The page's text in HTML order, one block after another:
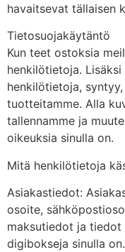
havaitsevat tällaisen
Tietosuojakäytäntö
Kun teet ostoksia
henkilötietoja.
henkilötietoja,
tuotteitamme. Alla
tallennamme ja
oikeuksia sinulla on.
Mitä henkilötietoja
Asiakastiedot:
osoite,
maksutiedot ja
digibokseja sinulla